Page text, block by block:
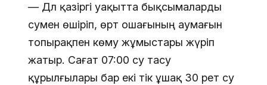
— Дәл қазіргі уақытта бықсымаларды
сумен өшіріп, өрт ошағының аумағын
топырақпен көму жұмыстары жүріп
жатыр. Сағат 07:00 су тасу
құрылғылары бар екі тік ұшақ 30 рет су